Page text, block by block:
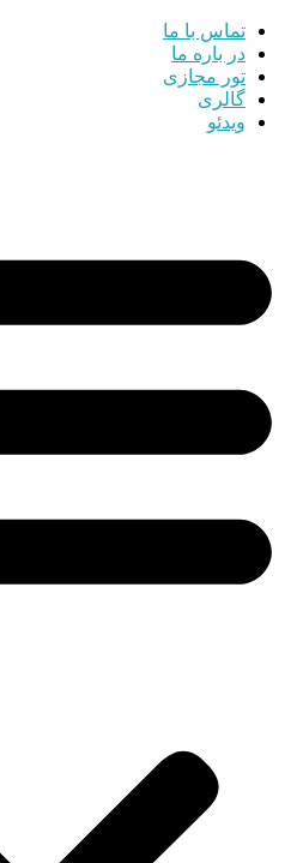
تماس با ما
در باره ما
تور مجازی
گالری
ویدئو